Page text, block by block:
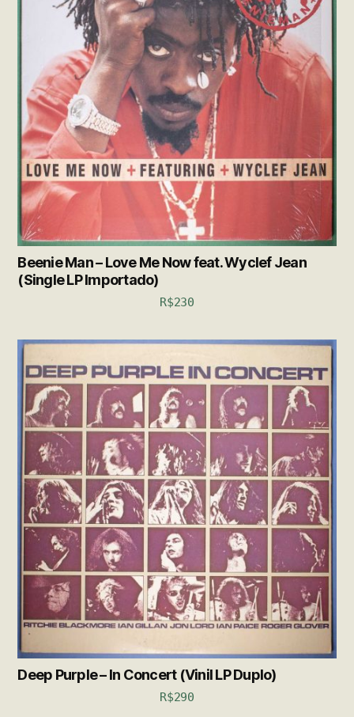
Beenie Man – Love Me Now feat. Wyclef Jean
(Single LP Importado)
R$230
Deep Purple – In Concert (Vinil LP Duplo)
R$290